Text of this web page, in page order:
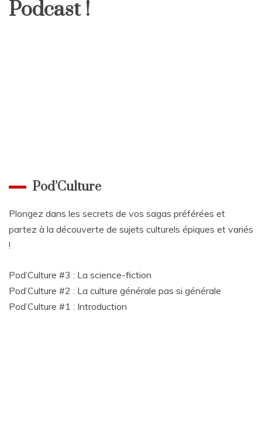
Podcast !
Pod’Culture
Plongez dans les secrets de vos sagas préférées et
partez à la découverte de sujets culturels épiques et variés
!
Pod’Culture #3 : La science-fiction
Pod’Culture #2 : La culture générale pas si générale
Pod’Culture #1 : Introduction